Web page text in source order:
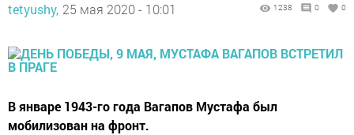
tetyushy, 25 мая 2020 - 10:01 1238 0 0
В январе 1943-го года Вагапов Мустафа был
мобилизован на фронт.